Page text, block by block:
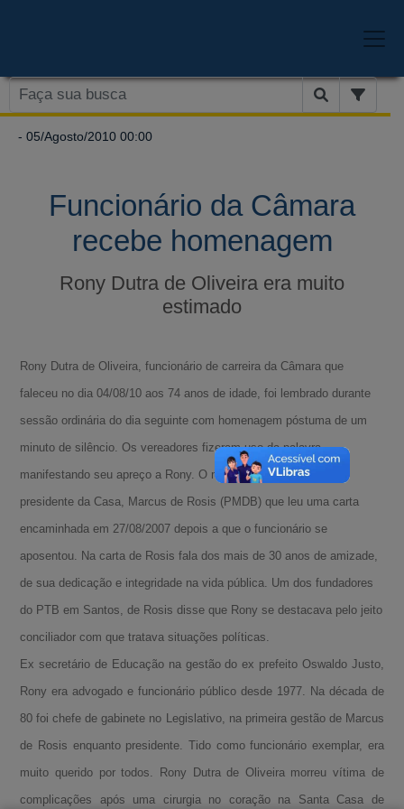
- 05/Agosto/2010 00:00
Funcionário da Câmara
recebe homenagem
Rony Dutra de Oliveira era muito
estimado
Rony Dutra de Oliveira, funcionário de carreira da Câmara que
faleceu no dia 04/08/10 aos 74 anos de idade, foi lembrado durante
sessão ordinária do dia seguinte com homenagem póstuma de um
minuto de silêncio. Os vereadores fizeram uso da palavra
manifestando seu apreço a Rony. O mais emocionado foi o
presidente da Casa, Marcus de Rosis (PMDB) que leu uma carta
encaminhada em 27/08/2007 depois a que o funcionário se
aposentou. Na carta de Rosis fala dos mais de 30 anos de amizade,
de sua dedicação e integridade na vida pública. Um dos fundadores
do PTB em Santos, de Rosis disse que Rony se destacava pelo jeito
conciliador com que tratava situações políticas.
Ex secretário de Educação na gestão do ex prefeito Oswaldo Justo,
Rony era advogado e funcionário público desde 1977. Na década de
80 foi chefe de gabinete no Legislativo, na primeira gestão de Marcus
de Rosis enquanto presidente. Tido como funcionário exemplar, era
muito querido por todos. Rony Dutra de Oliveira morreu vítima de
complicações após uma cirurgia no coração na Santa Casa de
A-
A
A+